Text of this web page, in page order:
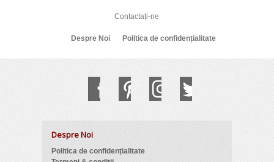
Contactați-ne
Despre Noi Politica de confidențialitate
Despre Noi
Politica de confidențialitate